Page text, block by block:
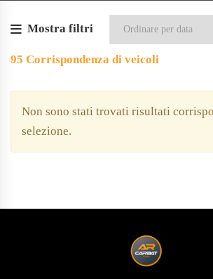
Mostra filtri
95 Corrispondenza di veicoli
Non sono stati trovati risultati
selezione.